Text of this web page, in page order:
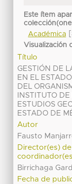
Este ítem
Académica
Visualización
Título
GESTIÓN DE
EN EL
DEL
INSTITUTO
ESTUDIOS
ESTADO DE
Autor
Fausto
Director(es)
Birrichaga
Fecha de